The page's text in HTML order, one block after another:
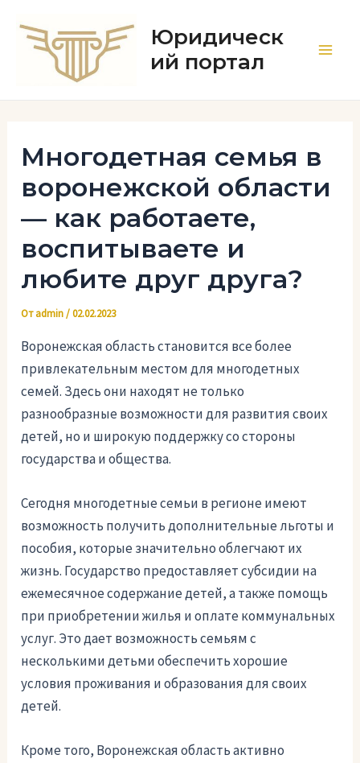
содержимому
Юридическ
ий портал
Многодетная семья в
воронежской области
— как работаете,
воспитываете и
любите друг друга?
Отadmin/02.02.2023
Воронежская область становится все более
привлекательным местом для многодетных
семей. Здесь они находят не только
разнообразные возможности для развития своих
детей, но и широкую поддержку со стороны
государства и общества.
Сегодня многодетные семьи в регионе имеют
возможность получить дополнительные льготы и
пособия, которые значительно облегчают их
жизнь. Государство предоставляет субсидии на
ежемесячное содержание детей, а также помощь
при приобретении жилья и оплате коммунальных
услуг. Это дает возможность семьям с
несколькими детьми обеспечить хорошие
условия проживания и образования для своих
детей.
Кроме того, Воронежская область активно